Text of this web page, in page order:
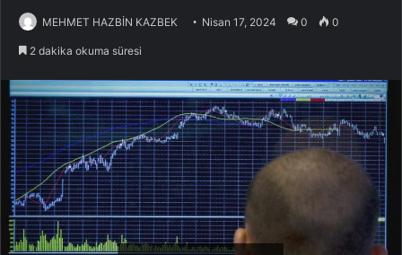
MEHMET HAZBİN KAZBEK Nisan 17, 2024 0 0
2 dakika okuma süresi